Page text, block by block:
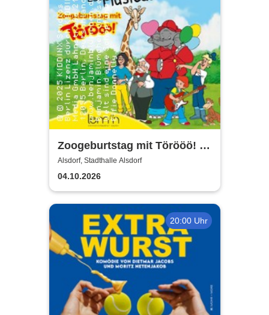
Zoogeburtstag mit Törööö! -
Benjamin Blümchen
Alsdorf, Stadthalle Alsdorf
04.10.2026
20:00 Uhr